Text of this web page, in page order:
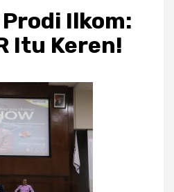
Ilkom:
Itu Keren!